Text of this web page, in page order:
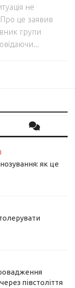
не
Про це заявив
групи
як це
півстоліття